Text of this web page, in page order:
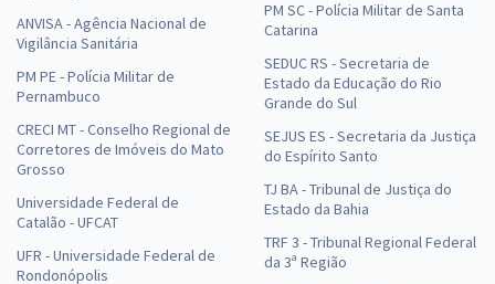
ANVISA - Agência Nacional de
Vigilância Sanitária
PM PE - Polícia Militar de
Pernambuco
CRECI MT - Conselho Regional de
Corretores de Imóveis do Mato
Grosso
Universidade Federal de
Catalão - UFCAT
UFR - Universidade Federal de
Rondonópolis
PM SC - Polícia Militar de Santa
Catarina
SEDUC RS - Secretaria de
Estado da Educação do Rio
Grande do Sul
SEJUS ES - Secretaria da Justiça
do Espírito Santo
TJ BA - Tribunal de Justiça do
Estado da Bahia
TRF 3 - Tribunal Regional Federal
da 3ª Região